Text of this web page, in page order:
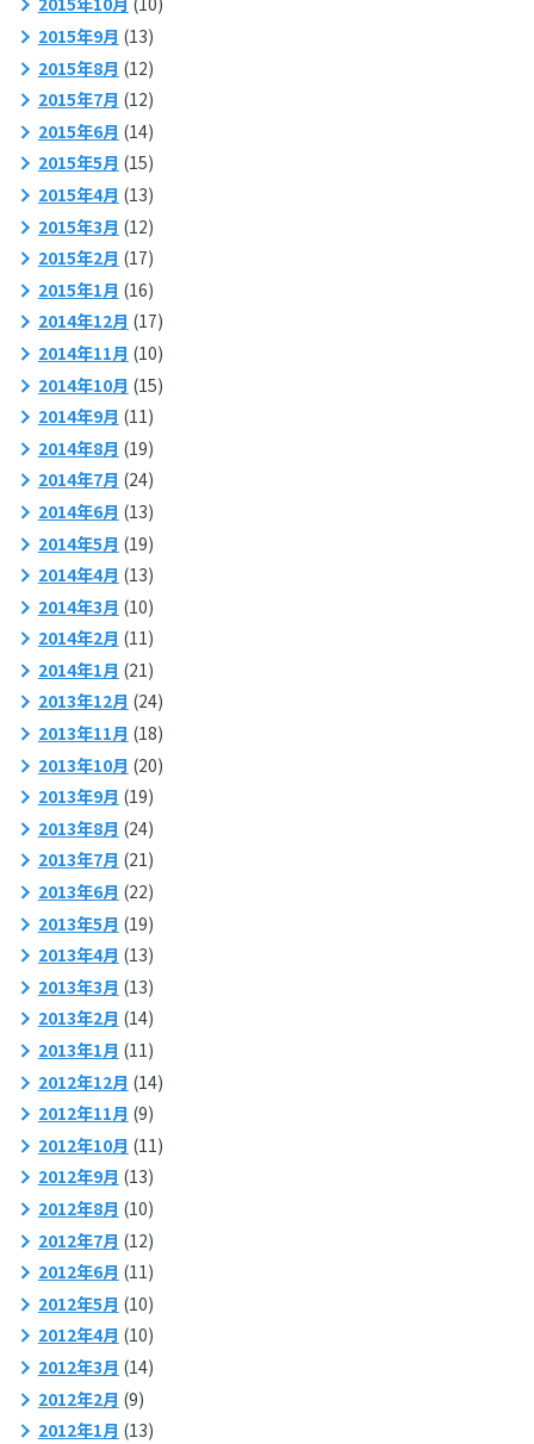
2015年9月 (13)
2015年8月 (12)
2015年7月 (12)
2015年6月 (14)
2015年5月 (15)
2015年4月 (13)
2015年3月 (12)
2015年2月 (17)
2015年1月 (16)
2014年12月 (17)
2014年11月 (10)
2014年10月 (15)
2014年9月 (11)
2014年8月 (19)
2014年7月 (24)
2014年6月 (13)
2014年5月 (19)
2014年4月 (13)
2014年3月 (10)
2014年2月 (11)
2014年1月 (21)
2013年12月 (24)
2013年11月 (18)
2013年10月 (20)
2013年9月 (19)
2013年8月 (24)
2013年7月 (21)
2013年6月 (22)
2013年5月 (19)
2013年4月 (13)
2013年3月 (13)
2013年2月 (14)
2013年1月 (11)
2012年12月 (14)
2012年11月 (9)
2012年10月 (11)
2012年9月 (13)
2012年8月 (10)
2012年7月 (12)
2012年6月 (11)
2012年5月 (10)
2012年4月 (10)
2012年3月 (14)
2012年2月 (9)
2012年1月 (13)